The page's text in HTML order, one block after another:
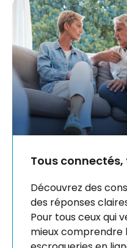
Tous
Découvrez des
des réponses
Pour tous ceux qui
mieux